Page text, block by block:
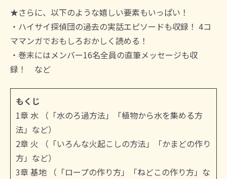
★さらに、以下のような嬉しい要素もいっぱい！
・ハイサイ探偵団の過去の実話エピソードも収録！ 4コ
ママンガでおもしろおかしく読める！
・巻末にはメンバー16名全員の直筆メッセージも収
録！ など
もくじ
1章 水 （「水のろ過方法」「植物から水を集める方
法」など）
2章 火 （「いろんな火起こしの方法」「かまどの作り
方」など）
3章 基地 （「ロープの作り方」「ねどこの作り方」な